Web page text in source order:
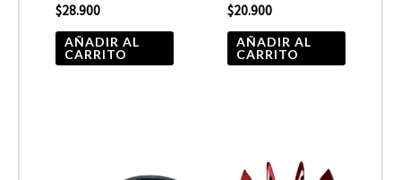
$28.900
AÑADIR AL
CARRITO
$20.900
AÑADIR AL
CARRITO